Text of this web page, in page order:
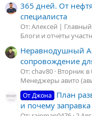
365 дней. От
специалиста
От: Алексей |
Блоги и отчеты
Неравнодушный
сопровождение
От: chav80 Вторник в
Менеджеры авито
От Джона
План
и почему